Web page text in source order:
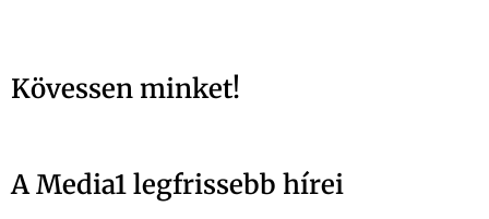
Kövessen minket!
A Media1 legfrissebb hírei